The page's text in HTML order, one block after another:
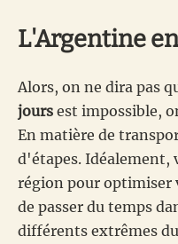
L'Argentine
Alors, on ne dira pas
jours est impossible,
En matière de
d'étapes. Idéalement,
région pour optimiser
de passer du temps
différents extrêmes